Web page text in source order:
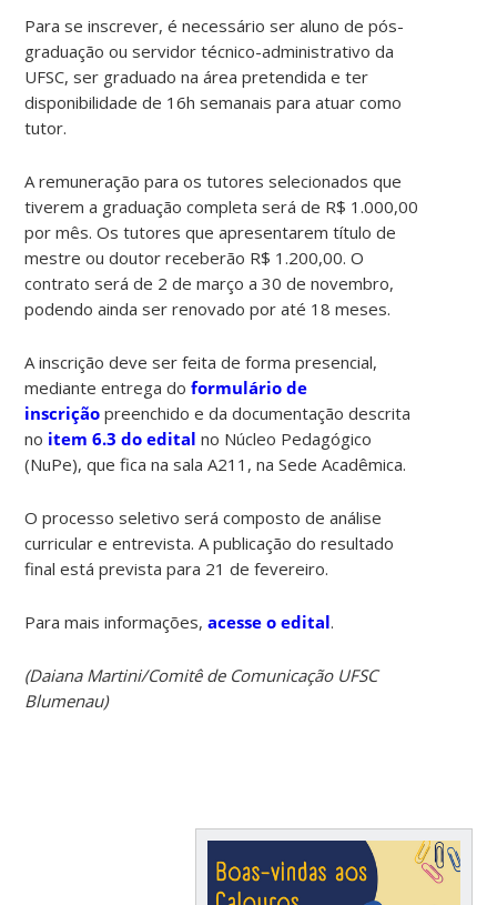
Para se inscrever, é necessário ser aluno de pós-
graduação ou servidor técnico-administrativo da
UFSC, ser graduado na área pretendida e ter
disponibilidade de 16h semanais para atuar como
tutor.
A remuneração para os tutores selecionados que
tiverem a graduação completa será de R$ 1.000,00
por mês. Os tutores que apresentarem título de
mestre ou doutor receberão R$ 1.200,00. O
contrato será de 2 de março a 30 de novembro,
podendo ainda ser renovado por até 18 meses.
A inscrição deve ser feita de forma presencial,
mediante entrega doformulário de
inscrição preenchido e da documentação descrita
no item 6.3 do edital no Núcleo Pedagógico
(NuPe), que fica na sala A211, na Sede Acadêmica.
O processo seletivo será composto de análise
curricular e entrevista. A publicação do resultado
final está prevista para 21 de fevereiro.
Para mais informações,acesse o edital.
(Daiana Martini/Comitê de Comunicação UFSC
Blumenau)